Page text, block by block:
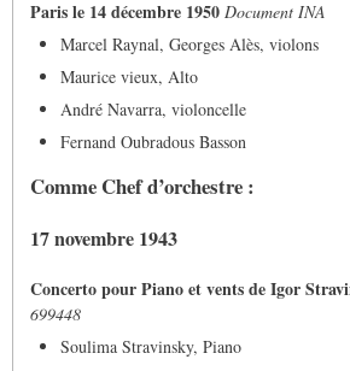
Paris le 14 décembre 1950 Document INA
Marcel Raynal, Georges Alès, violons
Maurice vieux, Alto
André Navarra, violoncelle
Fernand Oubradous Basson
Comme Chef d’orchestre :
17 novembre 1943
Concerto pour Piano et vents de Igor
699448
Soulima Stravinsky, Piano